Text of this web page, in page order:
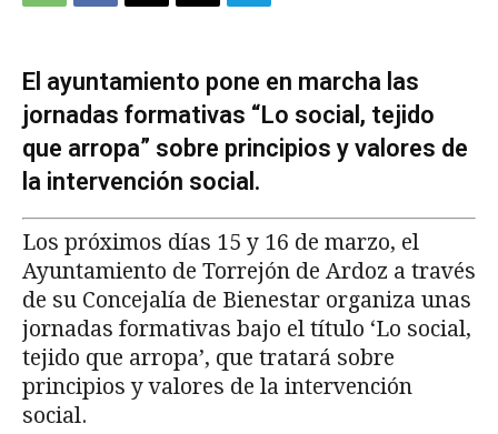
El ayuntamiento pone en marcha las
jornadas formativas “Lo social, tejido
que arropa” sobre principios y valores de
la intervención social.
Los próximos días 15 y 16 de marzo, el
Ayuntamiento de Torrejón de Ardoz a través
de su Concejalía de Bienestar organiza unas
jornadas formativas bajo el título ‘Lo social,
tejido que arropa’, que tratará sobre
principios y valores de la intervención
social.